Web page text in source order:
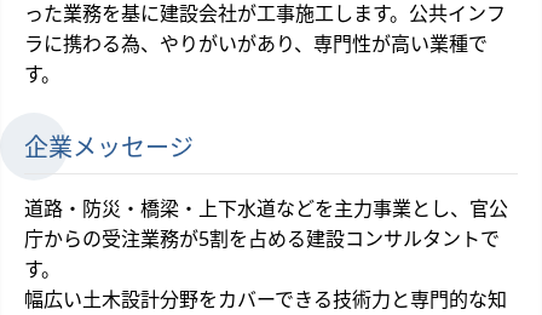
った業務を基に建設会社が工事施工します。公共インフ
ラに携わる為、やりがいがあり、専門性が高い業種で
す。
企業メッセージ
道路・防災・橋梁・上下水道などを主力事業とし、官公
庁からの受注業務が5割を占める建設コンサルタントで
す。
幅広い土木設計分野をカバーできる技術力と専門的な知